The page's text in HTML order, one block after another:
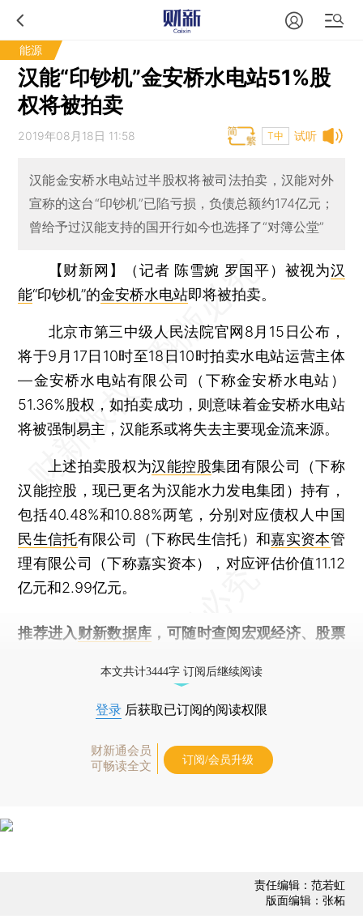
能源
汉能“印钞机”金安桥水电站51%股
权将被拍卖
试听
2019年08月18日 11:58 T中
汉能金安桥水电站过半股权将被司法拍卖，汉能对外
宣称的这台“印钞机”已陷亏损，负债总额约174亿元；
曾给予过汉能支持的国开行如今也选择了“对簿公堂”
【财新网】（记者 陈雪婉 罗国平） 被视为汉
能“印钞机”的金安桥水电站即将被拍卖。
北京市第三中级人民法院官网8月15日公布，
将于9月17日10时至18日10时拍卖水电站运营主体
—金安桥水电站有限公司（下称金安桥水电站）
51.36%股权，如拍卖成功，则意味着金安桥水电站
将被强制易主，汉能系或将失去主要现金流来源。
上述拍卖股权为汉能控股集团有限公司（下称
汉能控股，现已更名为汉能水力发电集团）持有，
包括40.48%和10.88%两笔，分别对应债权人中国
民生信托有限公司（下称民生信托）和嘉实资本管
理有限公司（下称嘉实资本），对应评估价值11.12
亿元和2.99亿元。
推荐进入 财新数据库 ，可随时查阅宏观经济、股票
本文共计3444字 订阅后继续阅读
登录 后获取已订阅的阅读权限
财新通会员
可畅读全文
订阅/会员升级
责任编辑：范若虹
版面编辑：张柘